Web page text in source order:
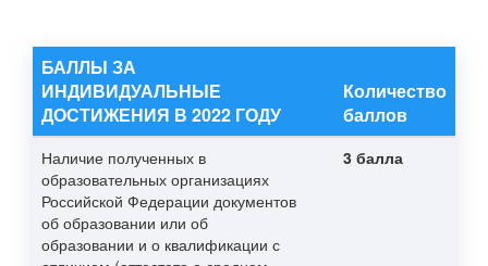
БАЛЛЫ ЗА
ИНДИВИДУАЛЬНЫЕ
ДОСТИЖЕНИЯ В 2022 ГОДУ
Количество
баллов
Наличие полученных в
образовательных организациях
Российской Федерации документов
об образовании или об
образовании и о квалификации с
3 балла